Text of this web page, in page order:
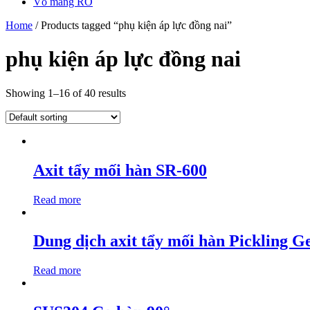
Home / Products tagged “phụ kiện áp lực đồng nai”
phụ kiện áp lực đồng nai
Showing 1–16 of 40 results
Axit tẩy mối hàn SR-600
Read more
Dung dịch axit tẩy mối hàn Pickling
Read more